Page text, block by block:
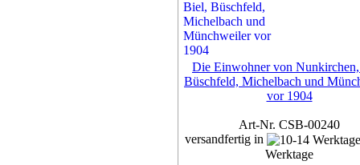
Die Einwohner von
Büschfeld, Michelbach und
vor 1904
Art-Nr. CSB-00240
versandfertig in
Werktage